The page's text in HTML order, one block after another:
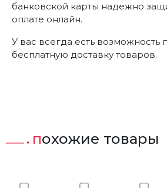
банковской карты надежно
оплате онлайн.
У вас всегда есть возможность
бесплатную доставку товаров.
похожие товары